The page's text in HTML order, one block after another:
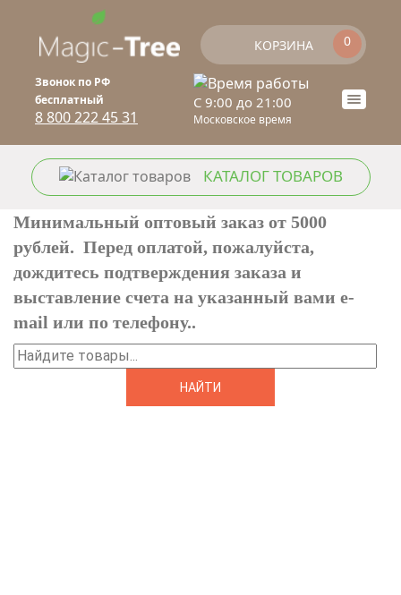
Перейти к основному содержанию
Звонок по РФ
бесплатный
8 800 222 45 31
C 9:00 до 21:00
Московское время
Toogle
КОРЗИНА 0
КАТАЛОГ ТОВАРОВ
Минимальный оптовый заказ от 5000
рублей. Перед оплатой, пожалуйста,
дождитесь подтверждения заказа и
выставление счета на указанный вами e-
mail или по телефону..
Найти